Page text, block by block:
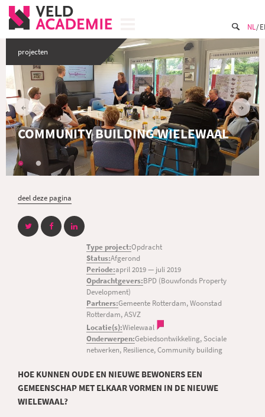
NL
projecten
COMMUNITY BUILDING WIELEWAAL
deel deze pagina
Type project:Opdracht
Status:Afgerond
Periode:april 2019— juli 2019
Opdrachtgevers:BPD (Bouwfonds Property
Development)
Partners:Gemeente Rotterdam, Woonstad
Rotterdam, ASVZ
Locatie(s):Wielewaal
Onderwerpen:Gebiedsontwikkeling, Sociale
netwerken, Resilience, Community building
HOE KUNNEN OUDE EN NIEUWE BEWONERS EEN
GEMEENSCHAP MET ELKAAR VORMEN IN DE NIEUWE
WIELEWAAL?